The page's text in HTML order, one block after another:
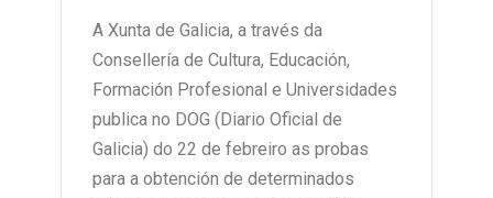
A Xunta de Galicia, a través da
Consellería de Cultura, Educación,
Formación Profesional e Universidades
publica no DOG (Diario Oficial de
Galicia) do 22 de febreiro as probas
para a obtención de determinados